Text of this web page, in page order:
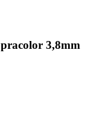
3,8mm